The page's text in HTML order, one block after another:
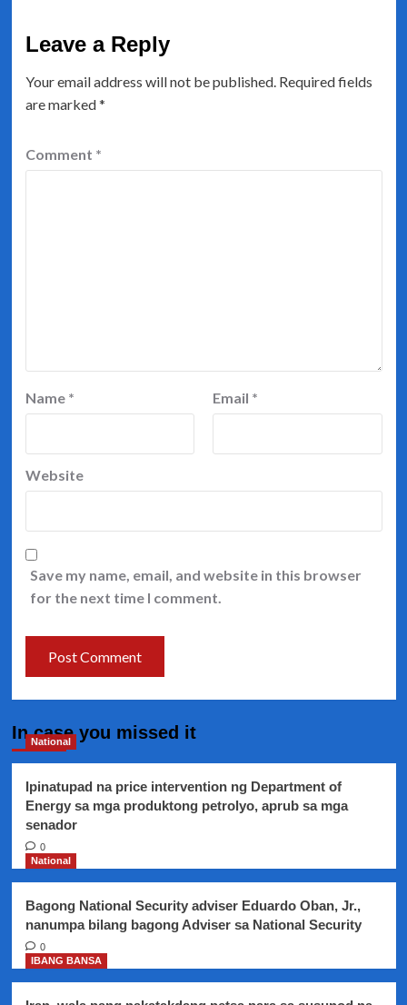
Leave a Reply
Your email address will not be published. Required fields
are marked*
Comment *
Name * Email *
Website
Save my name, email, and website in this browser
for the next time I comment.
In case you missed it
National
Ipinatupad na price intervention ng Department of
Energy sa mga produktong petrolyo, aprub sa mga
senador
0
National
Bagong National Security adviser Eduardo Oban, Jr.,
nanumpa bilang bagong Adviser sa National Security
0
IBANG BANSA